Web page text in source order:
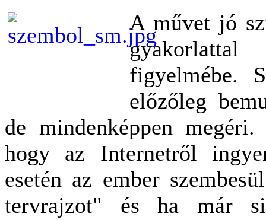
A művet jó
figyelmébe.
előzőleg
de mindenképpen
hogy az Internetről
esetén az ember
tervrajzot" és ha már